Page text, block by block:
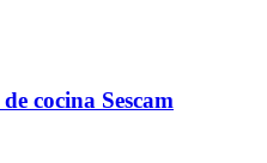
cocina Sescam